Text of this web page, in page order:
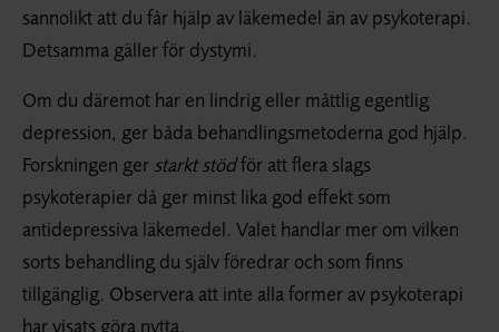
sannolikt att du får hjälp av läkemedel än av psykoterapi.
Detsamma gäller för dystymi.
Om du däremot har en lindrig eller måttlig egentlig
depression, ger båda behandlingsmetoderna god hjälp.
Forskningen ger starkt stödför att flera slags
psykoterapier då ger minst lika god effekt som
antidepressiva läkemedel. Valet handlar mer om vilken
sorts behandling du själv föredrar och som finns
tillgänglig. Observera att inte alla former av psykoterapi
har visats göra nytta.